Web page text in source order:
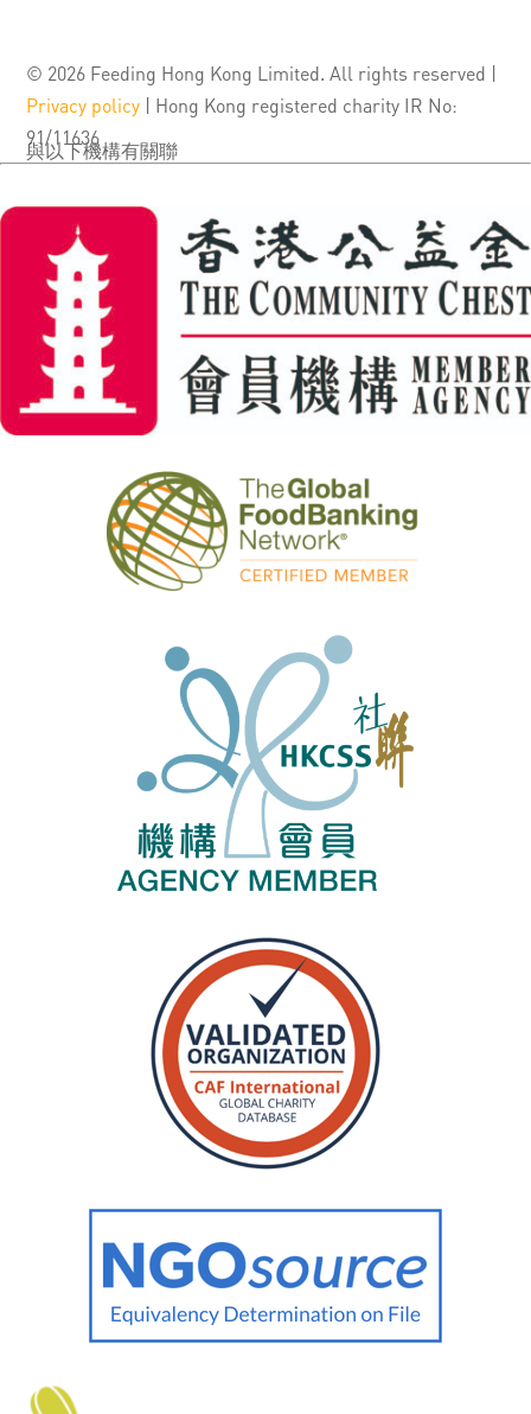
© 2026 Feeding Hong Kong Limited. All rights reserved |
Privacy policy | Hong Kong registered charity IR No:
91/11636
與以下機構有關聯